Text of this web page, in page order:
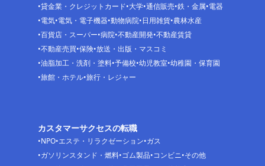
貸金業・クレジットカード 大学 通信販売 鉄・金属 電器
電気 電気・電子機器 動物病院 日用雑貨 農林水産
百貨店・スーパー 病院 不動産開発 不動産賃貸
不動産売買 保険 放送・出版・マスコミ
油脂加工・洗剤・塗料 予備校 幼児教室 幼稚園・保育園
旅館・ホテル 旅行・レジャー
カスタマーサクセスの転職
NPO エステ・リラクゼーション ガス
ガソリンスタンド・燃料 ゴム製品 コンビニ その他